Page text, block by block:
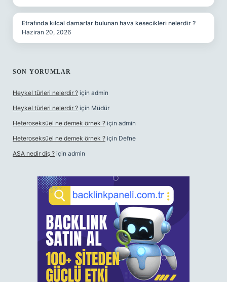
Etrafında kılcal damarlar bulunan hava kesecikleri nelerdir ?
Haziran 20, 2026
SON YORUMLAR
Heykel türleri nelerdir ? için admin
Heykel türleri nelerdir ? için Müdür
Heteroseksüel ne demek örnek ? için admin
Heteroseksüel ne demek örnek ? için Defne
ASA nedir diş ? için admin